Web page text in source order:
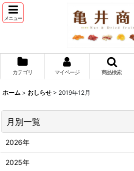
メニュー
カテゴリ マイページ 商品検索
ホーム > おしらせ > 2019年12月
月別一覧
2026年
2025年